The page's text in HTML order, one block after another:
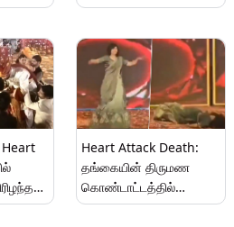
சென்ற இடத்தில் சோகம்..!
வீடு,
Heart Attack Death:
தங்கையின் திருமண
கொண்டாட்டத்தில்
நடனமாடியபடி பறிபோன